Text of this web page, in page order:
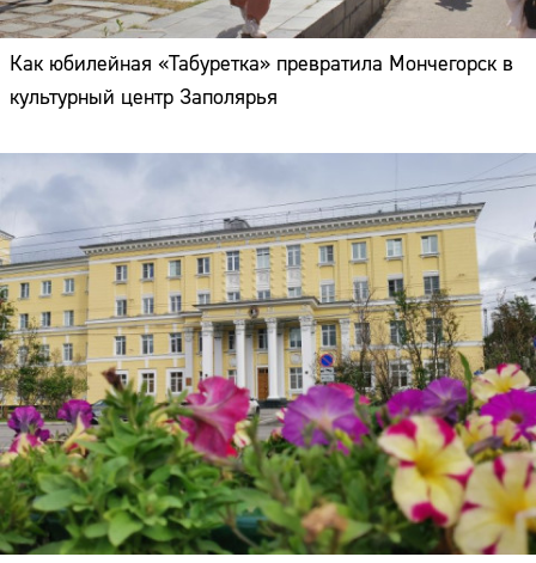
Как юбилейная «Табуретка» превратила Мончегорск в
культурный центр Заполярья